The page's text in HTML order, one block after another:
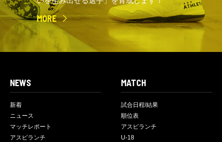
MORE
NEWS
新着
ニュース
マッチレポート
アスピランチ
MATCH
試合日程/結果
順位表
アスピランチ
U-18